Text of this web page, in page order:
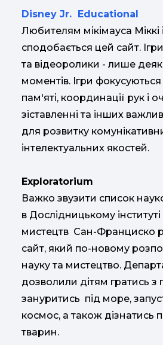
Disney Jr. Educational
Любителям мікімауса Міккі
сподобається цей сайт.
та відеоролики - лише
моментів. Ігри
пам'яті, координації рук і
зіставленні та інших
для розвитку
інтелектуальних якостей.
Exploratorium
Важко звузити список
в Дослідницькому
мистецтв Сан-Франциско
сайт, який по-новому
науку та мистецтво.
дозволили дітям гратись з
зануритись під море,
космос, а також дізнатись
тварин.